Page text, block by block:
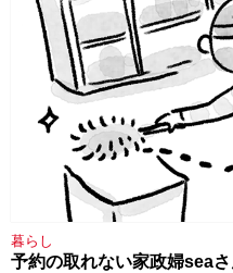
暮らし
予約の取れない家政婦sea